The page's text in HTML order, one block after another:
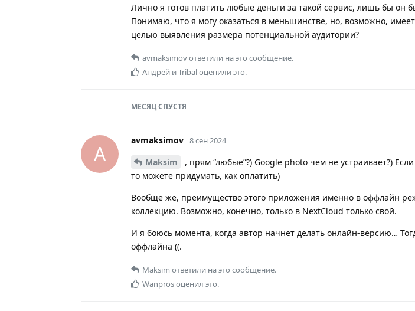
Лично я готов платить любые деньги за такой сервис, лишь бы он
Понимаю, что я могу оказаться в меньшинстве, но, возможно,
целью выявления размера потенциальной аудитории?
avmaksimovответили на это сообщение.
Андрей иTribalоценили это.
МЕСЯЦСПУСТЯ
A
avmaksimov 8 сен 2024
Maksim
, прям “любые”?) Google photo чем не устраивает?)
то можете придумать, как оплатить)
Вообще же, преимущество этого приложения именно в оффлайн
коллекцию. Возможно, конечно, только в NextCloud только свой.
И я боюсь момента, когда автор начнёт делать онлайн-версию…
оффлайна ((.
Maksim ответили на это сообщение.
Wanprosоценил это.